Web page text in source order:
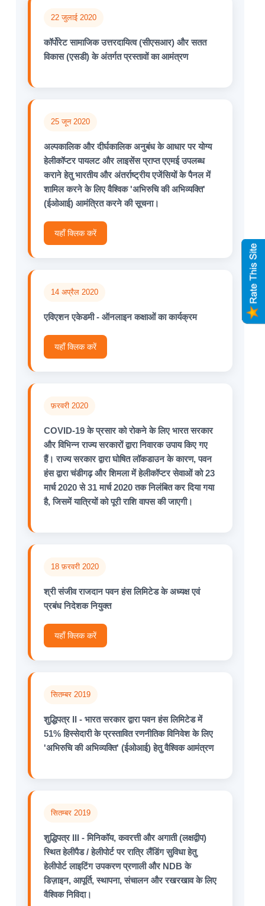
22 जुलाई 2020
कॉर्पोरेट सामाजिक उत्तरदायित्व (सीएसआर) और सतत
विकास (एसडी) के अंतर्गत प्रस्तावों का आमंत्रण
25 जून 2020
अल्पकालिक और दीर्घकालिक अनुबंध के आधार पर योग्य
हेलीकॉप्टर पायलट और लाइसेंस प्राप्त एएमई उपलब्ध
कराने हेतु भारतीय और अंतर्राष्ट्रीय एजेंसियों के पैनल में
शामिल करने के लिए वैश्विक 'अभिरुचि की अभिव्यक्ति'
(ईओआई) आमंत्रित करने की सूचना।
यहाँ क्लिक करें
14 अप्रैल 2020
एविएशन एकेडमी - ऑनलाइन कक्षाओं का कार्यक्रम
यहाँ क्लिक करें
फ़रवरी 2020
COVID-19 के प्रसार को रोकने के लिए भारत सरकार
और विभिन्न राज्य सरकारों द्वारा निवारक उपाय किए गए
हैं। राज्य सरकार द्वारा घोषित लॉकडाउन के कारण, पवन
हंस द्वारा चंडीगढ़ और शिमला में हेलीकॉप्टर सेवाओं को 23
मार्च 2020 से 31 मार्च 2020 तक निलंबित कर दिया गया
है, जिसमें यात्रियों को पूरी राशि वापस की जाएगी।
18 फ़रवरी 2020
श्री संजीव राजदान पवन हंस लिमिटेड के अध्यक्ष एवं
प्रबंध निदेशक नियुक्त
यहाँ क्लिक करें
सितम्बर 2019
शुद्धिपत्र II - भारत सरकार द्वारा पवन हंस लिमिटेड में
51% हिस्सेदारी के प्रस्तावित रणनीतिक विनिवेश के लिए
'अभिरुचि की अभिव्यक्ति' (ईओआई) हेतु वैश्विक आमंत्रण
सितम्बर 2019
शुद्धिपत्र III - मिनिकॉय, कवरत्ती और अगाती (लक्षद्वीप)
स्थित हेलीपैड / हेलीपोर्ट पर रात्रि लैंडिंग सुविधा हेतु
हेलीपोर्ट लाइटिंग उपकरण प्रणाली और NDB के
डिज़ाइन, आपूर्ति, स्थापना, संचालन और रखरखाव के लिए
वैश्विक निविदा।